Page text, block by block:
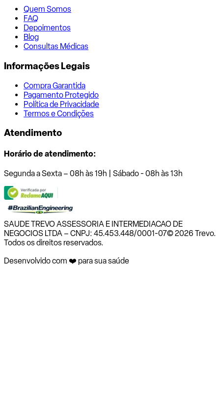
Quem Somos
FAQ
Depoimentos
Blog
Consultas Médicas
Informações Legais
Compra Garantida
Pagamento Protegido
Política de Privacidade
Termos e Condições
Atendimento
Horário de atendimento:
Segunda a Sexta – 08h às 19h | Sábado - 08h às 13h
SAUDE TREVO ASSESSORIA E INTERMEDIACAO DE
NEGOCIOS LTDA – CNPJ: 45.453.448/0001-07© 2026 Trevo.
Todos os direitos reservados.
Desenvolvido com ❤️ para sua saúde